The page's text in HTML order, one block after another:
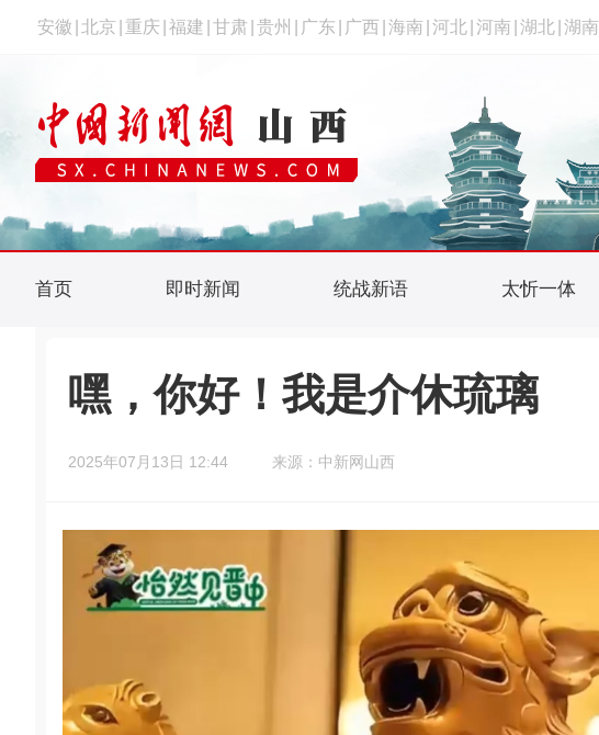
安徽 北京 重庆 福建 甘肃 贵州 广东 广西 海南 河北 河南 湖北 湖南
首页 即时新闻 统战新语 太忻一体
嘿，你好！我是介休琉璃
2025年07月13日 12:44 来源：中新网山西